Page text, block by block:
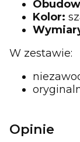
Kolor:
W zestawie:
Opinie